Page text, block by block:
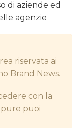
di aziende ed
agenzie
riservata ai
Brand News.
con la
puoi